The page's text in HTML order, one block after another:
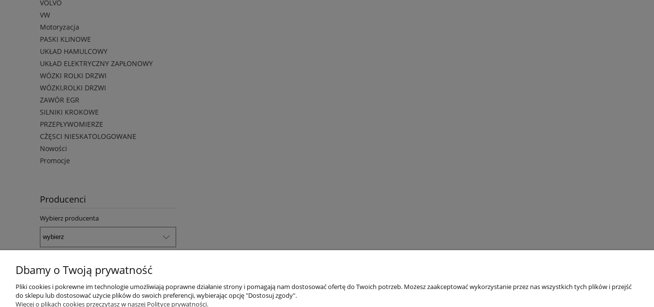
VOLVO
VW
Motoryzacja
PASKI KLINOWE
UKŁAD HAMULCOWY
UKŁAD ELEKTRYCZNY ZAPŁONOWY
WÓZKI ROLKI DRZWI
WÓZKI,ROLKI DRZWI
ZAWÓR EGR
SILNIKI KROKOWE
PRZEPŁYWOMIERZE
CŻĘSCI NIESKATOLOGOWANE
Nowości
Promocje
Producenci
Wybierz producenta
Regulamin sklepu Twoje zamówienia
Dbamy o Twoją prywatność
Pliki cookies i pokrewne im technologie umożliwiają poprawne działanie strony i pomagają nam dostosować ofertę do Twoich potrzeb. Możesz zaakceptować wykorzystanie przez nas wszystkich tych plików i przejść
do sklepu lub dostosować użycie plików do swoich preferencji, wybierając opcję "Dostosuj zgody".
Więcej o plikach cookies przeczytasz w naszej Polityce prywatności.